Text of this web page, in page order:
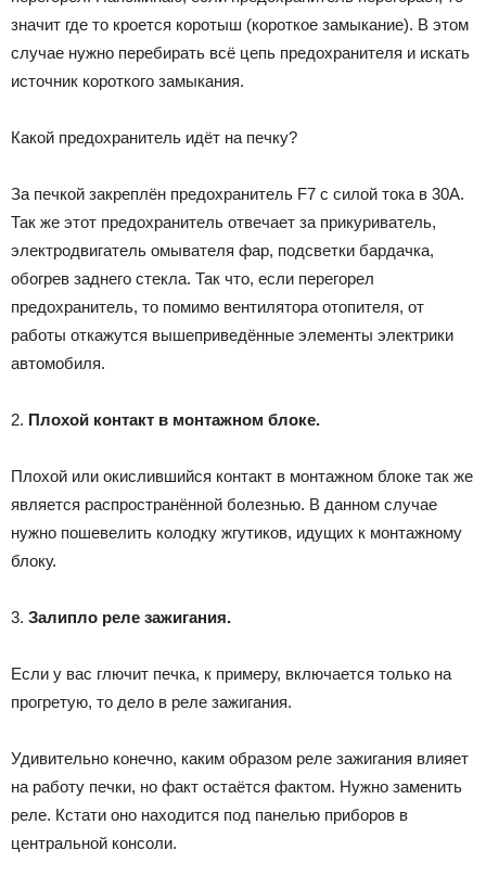
значит где то кроется коротыш (короткое замыкание). В этом
случае нужно перебирать всё цепь предохранителя и искать
источник короткого замыкания.
Какой предохранитель идёт на печку?
За печкой закреплён предохранитель F7 с силой тока в 30А.
Так же этот предохранитель отвечает за прикуриватель,
электродвигатель омывателя фар, подсветки бардачка,
обогрев заднего стекла. Так что, если перегорел
предохранитель, то помимо вентилятора отопителя, от
работы откажутся вышеприведённые элементы электрики
автомобиля.
2. Плохой контакт в монтажном блоке.
Плохой или окислившийся контакт в монтажном блоке так же
является распространённой болезнью. В данном случае
нужно пошевелить колодку жгутиков, идущих к монтажному
блоку.
3. Залипло реле зажигания.
Если у вас глючит печка, к примеру, включается только на
прогретую, то дело в реле зажигания.
Удивительно конечно, каким образом реле зажигания влияет
на работу печки, но факт остаётся фактом. Нужно заменить
реле. Кстати оно находится под панелью приборов в
центральной консоли.